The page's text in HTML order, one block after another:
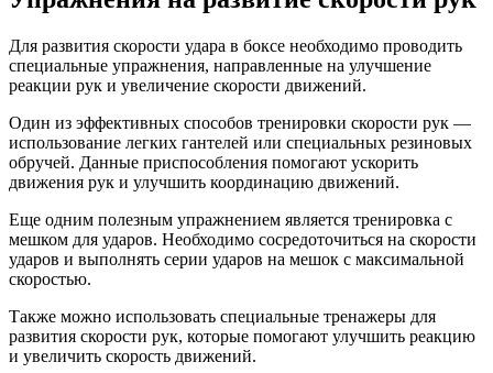
Для развития скорости удара в боксе необходимо проводить
специальные упражнения, направленные на улучшение
реакции рук и увеличение скорости движений.
Один из эффективных способов тренировки скорости рук —
использование легких гантелей или специальных резиновых
обручей. Данные приспособления помогают ускорить
движения рук и улучшить координацию движений.
Еще одним полезным упражнением является тренировка с
мешком для ударов. Необходимо сосредоточиться на скорости
ударов и выполнять серии ударов на мешок с максимальной
скоростью.
Также можно использовать специальные тренажеры для
развития скорости рук, которые помогают улучшить реакцию
и увеличить скорость движений.